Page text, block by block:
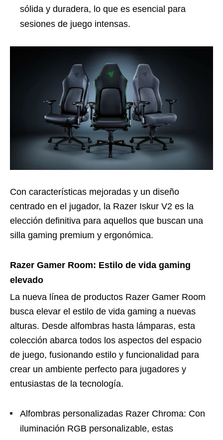
sólida y duradera, lo que es esencial para
sesiones de juego intensas.
Con características mejoradas y un diseño
centrado en el jugador, la Razer Iskur V2 es la
elección definitiva para aquellos que buscan una
silla gaming premium y ergonómica.
Razer Gamer Room: Estilo de vida gaming
elevado
La nueva línea de productos Razer Gamer Room
busca elevar el estilo de vida gaming a nuevas
alturas. Desde alfombras hasta lámparas, esta
colección abarca todos los aspectos del espacio
de juego, fusionando estilo y funcionalidad para
crear un ambiente perfecto para jugadores y
entusiastas de la tecnología.
Alfombras personalizadas Razer Chroma: Con
iluminación RGB personalizable, estas